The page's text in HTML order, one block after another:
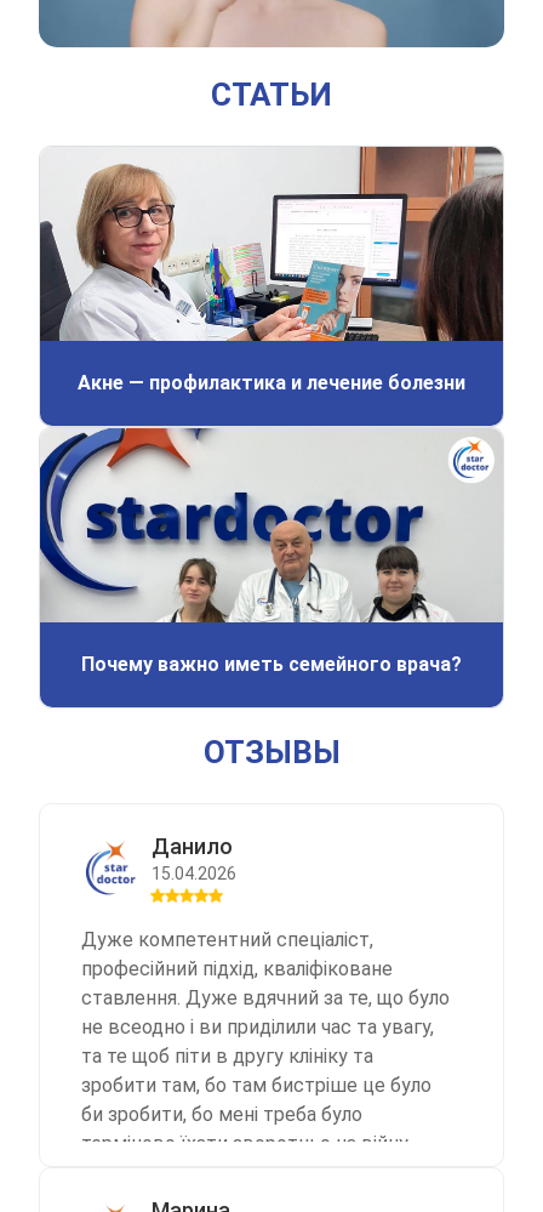
СТАТЬИ
Акне — профилактика и лечение болезни
Почему важно иметь семейного врача?
ОТЗЫВЫ
Данило
15.04.2026
Дуже компетентний спеціаліст,
професійний підхід, кваліфіковане
ставлення. Дуже вдячний за те, що було
не всеодно і ви приділили час та увагу,
та те щоб піти в другу клініку та
зробити там, бо там бистріше це було
би зробити, бо мені треба було
терміново їхати зворотньо на війну.
всього 600грн, як для такого лікаря. Все